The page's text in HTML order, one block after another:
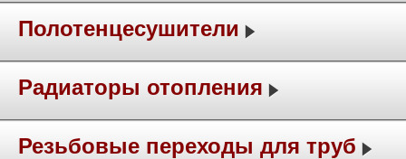
Полотенцесушители
Радиаторы отопления
Резьбовые переходы для труб